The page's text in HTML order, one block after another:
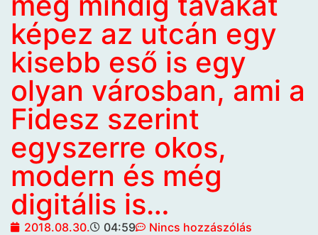
képez az utcán egy
kisebb eső is egy
olyan városban, ami a
Fidesz szerint
egyszerre okos,
modern és még
digitális is…
2018.08.30. 04:59
Nincs hozzászólás